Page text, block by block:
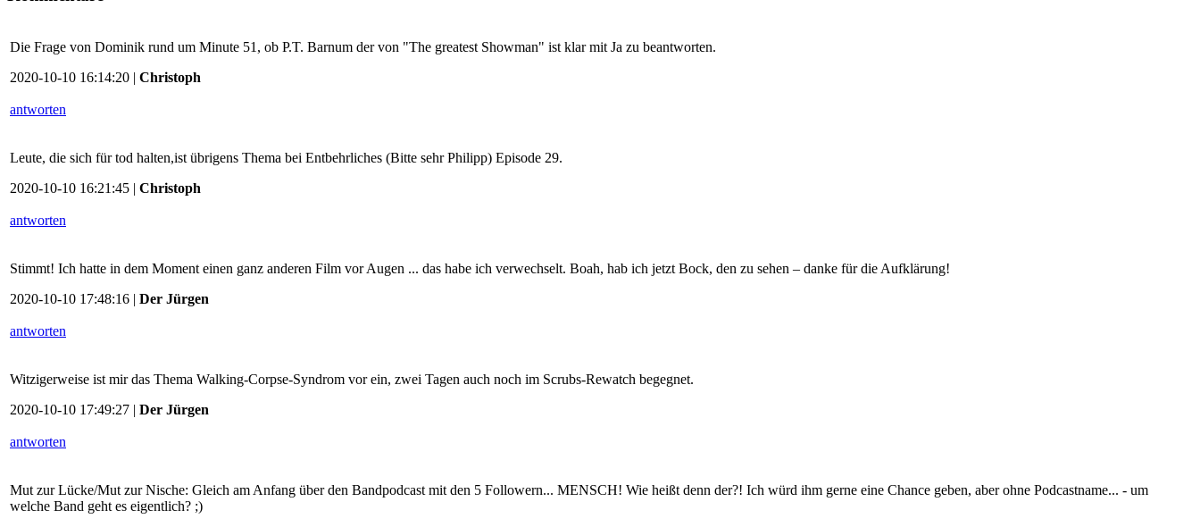
Die Frage von Dominik rund um Minute 51, ob P.T. Barnum der von "The greatest Showman" ist klar mit Ja zu beantworten.
2020-10-10 16:14:20 | Christoph
antworten
Leute, die sich für tod halten,ist übrigens Thema bei Entbehrliches (Bitte sehr Philipp) Episode 29.
2020-10-10 16:21:45 | Christoph
antworten
Stimmt! Ich hatte in dem Moment einen ganz anderen Film vor Augen ... das habe ich verwechselt. Boah, hab ich jetzt Bock, den zu sehen – danke für die Aufklärung!
2020-10-10 17:48:16 | Der Jürgen
antworten
Witzigerweise ist mir das Thema Walking-Corpse-Syndrom vor ein, zwei Tagen auch noch im Scrubs-Rewatch begegnet.
2020-10-10 17:49:27 | Der Jürgen
antworten
Mut zur Lücke/Mut zur Nische: Gleich am Anfang über den Bandpodcast mit den 5 Followern... MENSCH! Wie heißt denn der?! Ich würd ihm gerne eine Chance geben, aber ohne Podcastname... - um
welche Band geht es eigentlich? ;)